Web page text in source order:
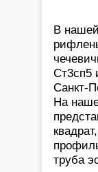
В
Ст3сп5
Санкт-
На
труба